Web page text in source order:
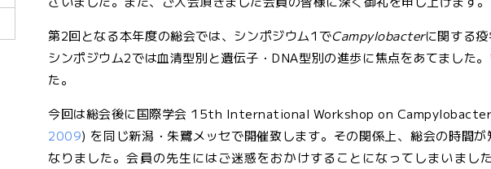
第2回となる本年度の総会では、シンポジウム1でCampylobacterに関する
シンポジウム2では血清型別と遺伝子・DNA型別の進歩に焦点をあてました
た。
今回は総会後に国際学会 15th International Workshop on
2009) を同じ新潟・朱鷺メッセで開催致します。その関係上、総会の時間
なりました。会員の先生にはご迷惑をおかけすることになってしまいまし